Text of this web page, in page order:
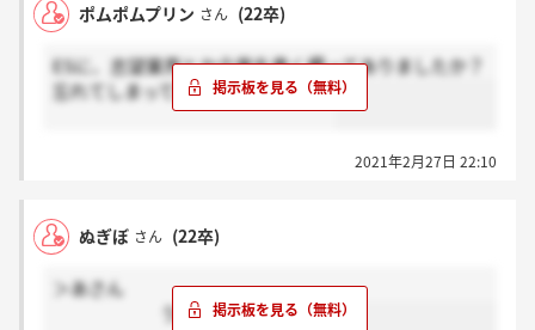
ポムポムプリン さん (22卒)
ESに、志望業界とか企業名書く欄ってありましたか？
忘れてしまって教えて欲しいです！
2021年2月27日 22:10
ぬぎぼ さん (22卒)
＞あさん
うむ！